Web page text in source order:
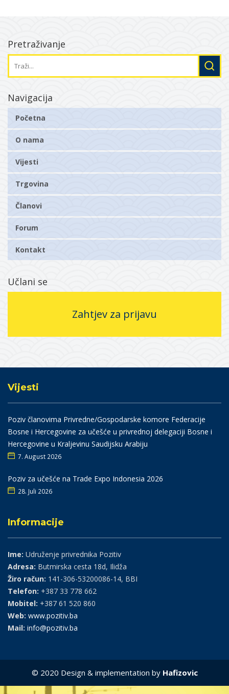
Pretraživanje
Navigacija
Početna
O nama
Vijesti
Trgovina
Članovi
Forum
Kontakt
Učlani se
Zahtjev za prijavu
Vijesti
Poziv članovima Privredne/Gospodarske komore Federacije
Bosne i Hercegovine za učešće u privrednoj delegaciji Bosne i
Hercegovine u Kraljevinu Saudijsku Arabiju
7. August 2026
Poziv za učešće na Trade Expo Indonesia 2026
28. Juli 2026
Informacije
Ime: Udruženje privrednika Pozitiv
Adresa: Butmirska cesta 18d, Ilidža
Žiro račun: 141-306-53200086-14, BBI
Telefon: +387 33 778 662
Mobitel: +387 61 520 860
Web: www.pozitiv.ba
Mail: info@pozitiv.ba
© 2020 Design & implementation by Hafizovic